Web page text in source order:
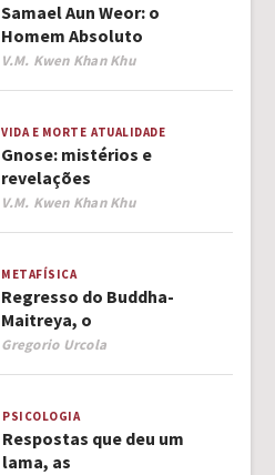
Samael Aun Weor: o
Homem Absoluto
Author
V.M. Kwen Khan Khu
VIDA E MORTE ATUALIDADE
Gnose: mistérios e
revelações
Author
V.M. Kwen Khan Khu
METAFÍSICA
Regresso do Buddha-
Maitreya, o
Author
Gregorio Urcola
PSICOLOGIA
Respostas que deu um
lama, as